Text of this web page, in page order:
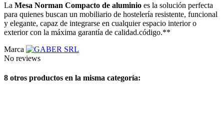
La Mesa Norman Compacto de aluminio es la solución perfecta
para quienes buscan un mobiliario de hostelería resistente, funcional
y elegante, capaz de integrarse en cualquier espacio interior o
exterior con la máxima garantía de calidad.código.**
Marca
No reviews
8 otros productos en la misma categoría: